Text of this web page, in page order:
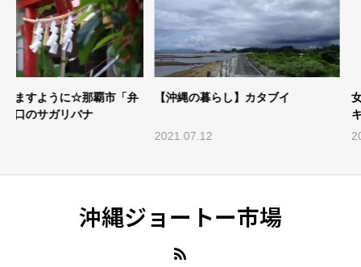
【沖縄の暮らし】カタブイ
女性が手掛ける沖縄の新し
沖縄ジョートー市場